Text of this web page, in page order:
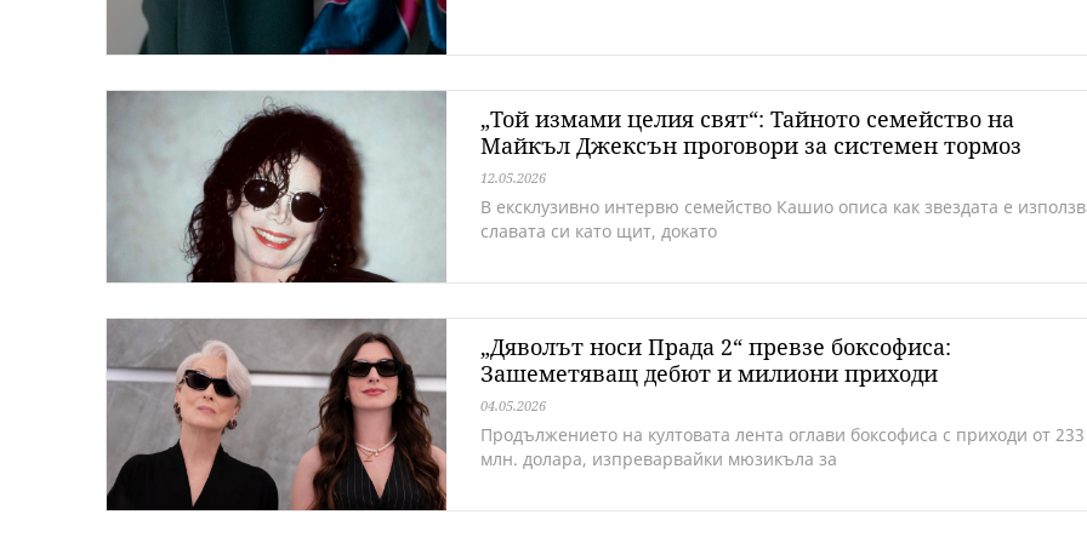
„Той измами целия свят“: Тайното семейство на
Майкъл Джексън проговори за системен тормоз
12.05.2026
В ексклузивно интервю семейство Кашио описа как звездата е
славата си като щит, докато
„Дяволът носи Прада 2“ превзе боксофиса:
Зашеметяващ дебют и милиони приходи
04.05.2026
Продължението на култовата лента оглави боксофиса с приходи от 233
млн. долара, изпреварвайки мюзикъла за